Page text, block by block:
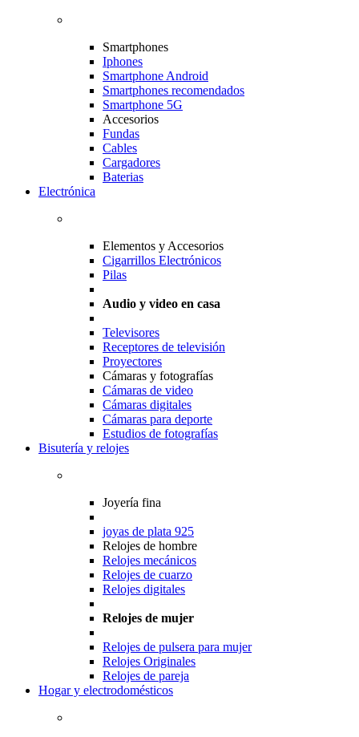
Smartphones
Iphones
Smartphone Android
Smartphones recomendados
Smartphone 5G
Accesorios
Fundas
Cables
Cargadores
Baterias
Electrónica
Elementos y Accesorios
Cigarrillos Electrónicos
Pilas
Audio y video en casa
Televisores
Receptores de televisión
Proyectores
Cámaras y fotografías
Cámaras de video
Cámaras digitales
Cámaras para deporte
Estudios de fotografías
Bisutería y relojes
Joyería fina
joyas de plata 925
Relojes de hombre
Relojes mecánicos
Relojes de cuarzo
Relojes digitales
Relojes de mujer
Relojes de pulsera para mujer
Relojes Originales
Relojes de pareja
Hogar y electrodomésticos